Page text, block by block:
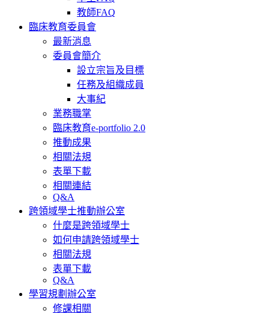
教師FAQ
臨床教育委員會
最新消息
委員會簡介
設立宗旨及目標
任務及組織成員
大事紀
業務職掌
臨床教育e-portfolio 2.0
推動成果
相關法規
表單下載
相關連結
Q&A
跨領域學士推動辦公室
什麼是跨領域學士
如何申請跨領域學士
相關法規
表單下載
Q&A
學習規劃辦公室
修課相關